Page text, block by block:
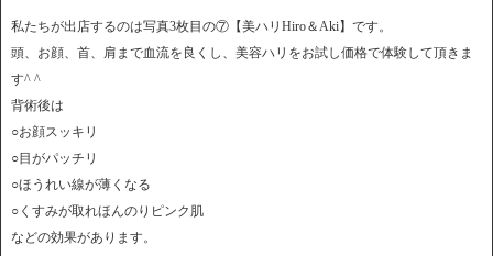
私たちが出店するのは写真3枚目の⑦【美ハリHiro＆Aki】です。
頭、お顔、首、肩まで血流を良くし、美容ハリをお試し価格で体験して頂きま
す^ ^
背術後は
○お顔スッキリ
○目がパッチリ
○ほうれい線が薄くなる
○くすみが取れほんのりピンク肌
などの効果があります。